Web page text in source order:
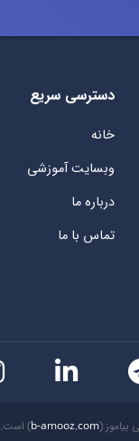
دسترسی سریع
خانه
وبسایت آموزشی
درباره ما
تماس با ما
بیاموز (b-amooz.com) است.